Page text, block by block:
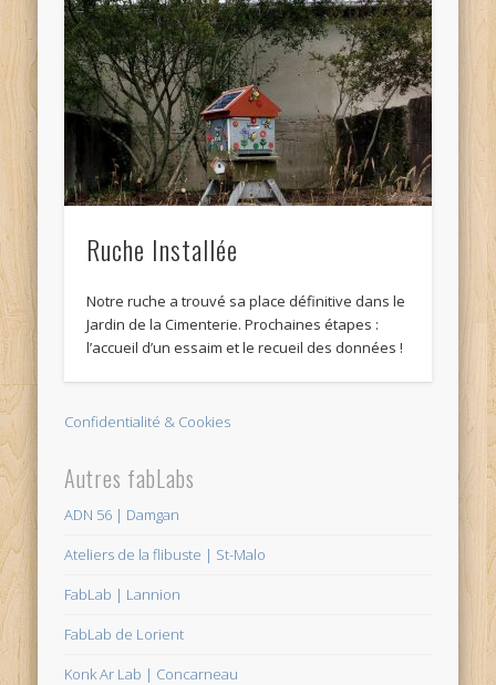
Ruche Installée
Notre ruche a trouvé sa place définitive dans le
Jardin de la Cimenterie. Prochaines étapes :
l’accueil d’un essaim et le recueil des données !
Confidentialité & Cookies
Autres fabLabs
ADN 56 | Damgan
Ateliers de la flibuste | St-Malo
FabLab | Lannion
FabLab de Lorient
Konk Ar Lab | Concarneau